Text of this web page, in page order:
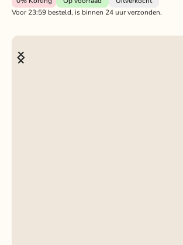
Voor 23:59 besteld, is binnen 24 uur verzonden.